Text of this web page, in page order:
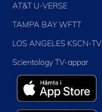
AT&T U-VERSE
TAMPA BAY WFTT
LOS ANGELES KSCN-TV
Scientology TV-appar